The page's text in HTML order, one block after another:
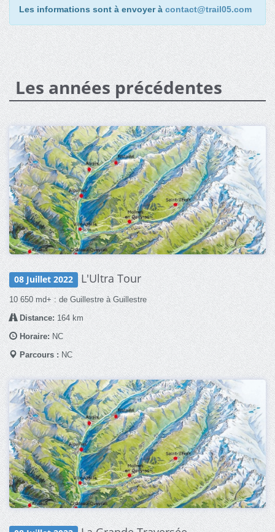
Les informations sont à envoyer à contact@trail05.com
Les années précédentes
08 Juillet 2022 L'Ultra Tour
10 650 md+ : de Guillestre à Guillestre
Distance:164 km
Horaire:NC
Parcours :NC